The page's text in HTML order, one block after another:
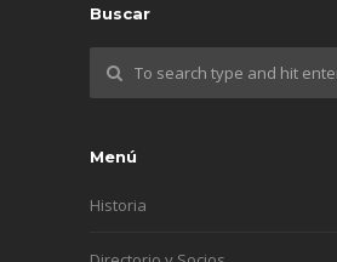
Buscar
Menú
Historia